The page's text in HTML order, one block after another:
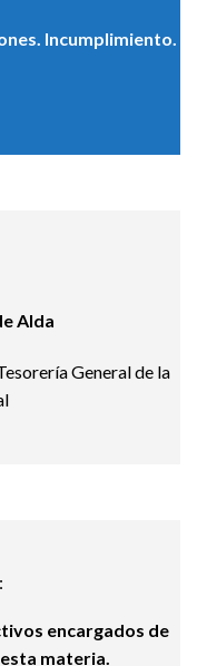
Incumplimiento.
Alda
General de la
encargados de
materia.